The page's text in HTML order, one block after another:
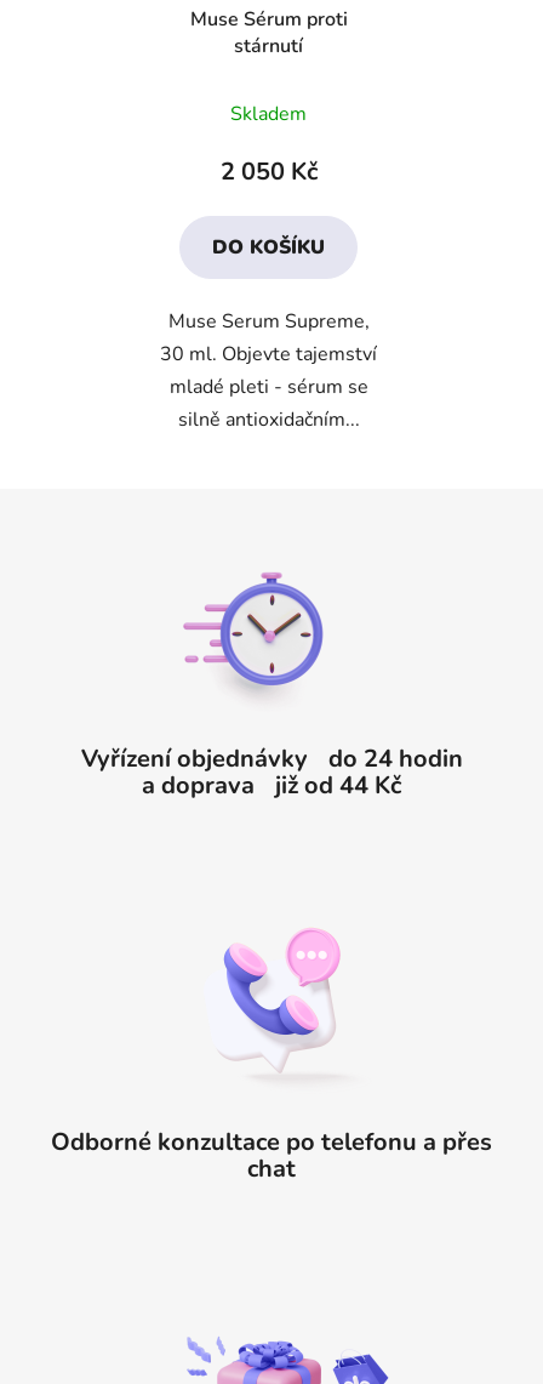
Muse Sérum proti
stárnutí
hodnocení
produktu
4,1
z
hvězdiček.
Skladem
2 050 Kč
DO KOŠÍKU
Muse Serum Supreme,
30 ml. Objevte tajemství
mladé pleti - sérum se
silně antioxidačním...
Vyřízení objednávky do 24 hodin
a doprava již od 44 Kč
Odborné konzultace po telefonu a přes
chat